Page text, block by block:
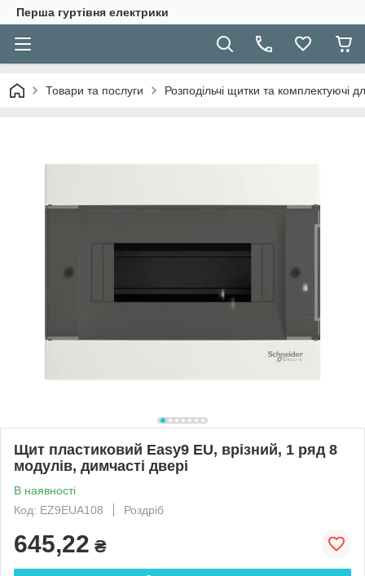
Перша гуртівня електрики
Товари та послуги Розподільчі щитки та комплектуючі
Щит пластиковий Easy9 EU, врізний, 1 ряд 8
модулів, димчасті двері
В наявності
Код: EZ9EUA108
Роздріб
645,22 ₴